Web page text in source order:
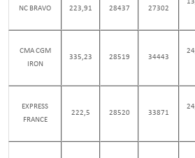
NC BRAVO 223,91 28437 27302
CMA CGM
IRON
335,23 28519 34443
EXPRESS
FRANCE
222,5 28520 33871